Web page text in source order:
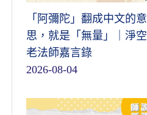
「阿彌陀」翻成中文的意
思，就是「無量」｜淨空
老法師嘉言錄
2026-08-04